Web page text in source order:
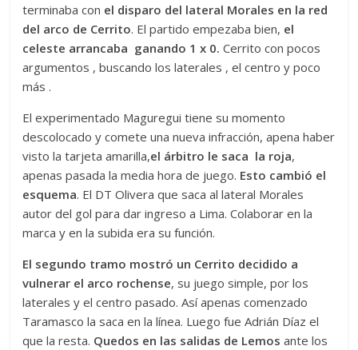
terminaba con el disparo del lateral Morales en la red
del arco de Cerrito. El partido empezaba bien, el
celeste arrancaba ganando 1 x 0.Cerrito con pocos
argumentos , buscando los laterales , el centro y poco
más .
El experimentado Maguregui tiene su momento
descolocado y comete una nueva infracción, apena haber
visto la tarjeta amarilla,el árbitro le saca la roja,
apenas pasada la media hora de juego. Esto cambió el
esquema. El DT Olivera que saca al lateral Morales
autor del gol para dar ingreso a Lima. Colaborar en la
marca y en la subida era su función.
El segundo tramo mostró un Cerrito decidido a
vulnerar el arco rochense, su juego simple, por los
laterales y el centro pasado. Así apenas comenzado
Taramasco la saca en la línea. Luego fue Adrián Díaz el
que la resta. Quedos en las salidas de Lemos ante los